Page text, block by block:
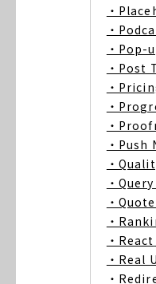
・
・
・Pop-
・Post
・
・
・
・
・
・
・
・
・React
・Real
・